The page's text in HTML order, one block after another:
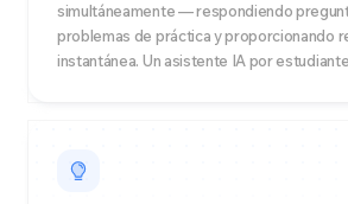
simultáneamente — respondiendo
problemas de práctica y proporcionando
instantánea. Un asistente IA por